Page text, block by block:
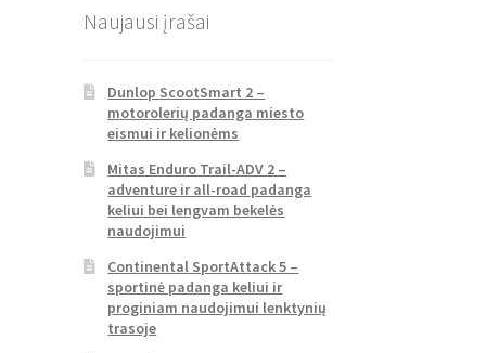
Naujausi įrašai
Dunlop ScootSmart 2 –
motorolerių padanga miesto
eismui ir kelionėms
Mitas Enduro Trail-ADV 2 –
adventure ir all-road padanga
keliui bei lengvam bekelės
naudojimui
Continental SportAttack 5 –
sportinė padanga keliui ir
proginiam naudojimui lenktynių
trasoje